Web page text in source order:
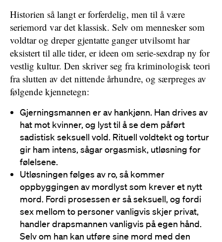
Historien så langt er forferdelig, men til å være
seriemord var det klassisk. Selv om mennesker som
voldtar og dreper gjentatte ganger utvilsomt har
eksistert til alle tider, er ideen om serie-sexdrap ny for
vestlig kultur. Den skriver seg fra kriminologisk teori
fra slutten av det nittende århundre, og særpreges av
følgende kjennetegn:
Gjerningsmannen er av hankjønn. Han drives av
hat mot kvinner, og lyst til å se dem påført
sadistisk seksuell vold. Rituell voldtekt og tortur
gir ham intens, sågar orgasmisk, utløsning for
følelsene.
Utløsningen følges av ro, så kommer
oppbyggingen av mordlyst som krever et nytt
mord. Fordi prosessen er så seksuell, og fordi
sex mellom to personer vanligvis skjer privat,
handler drapsmannen vanligvis på egen hånd.
Selv om han kan utføre sine mord med den